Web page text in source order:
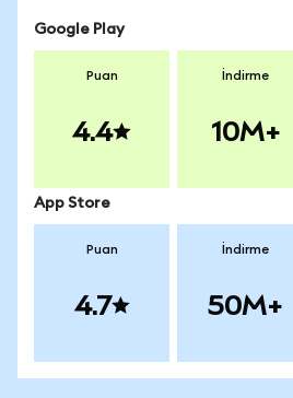
Google Play
Puan
4.4
İndirme
10M+
App Store
Puan
4.7
İndirme
50M+